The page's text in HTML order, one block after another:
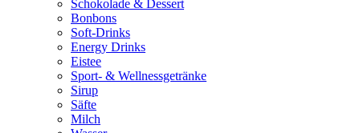
Schokolade & Dessert
Bonbons
Soft-Drinks
Energy Drinks
Eistee
Sport- & Wellnessgetränke
Sirup
Säfte
Milch